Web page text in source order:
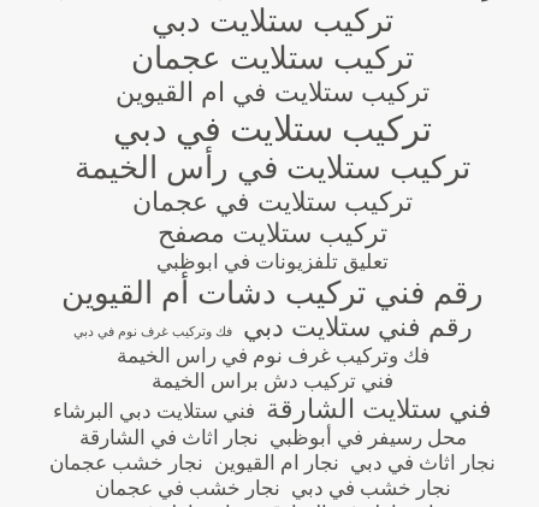
تركيب ستلايت دبي
تركيب ستلايت عجمان
تركيب ستلايت في ام القيوين
تركيب ستلايت في دبي
تركيب ستلايت في رأس الخيمة
تركيب ستلايت في عجمان
تركيب ستلايت مصفح
تعليق تلفزيونات في ابوظبي
رقم فني تركيب دشات أم القيوين
رقم فني ستلايت دبي فك وتركيب غرف نوم في دبي
فك وتركيب غرف نوم في راس الخيمة
فني تركيب دش براس الخيمة
فني ستلايت الشارقة فني ستلايت دبي البرشاء
محل رسيفر في أبوظبي نجار اثاث في الشارقة
نجار اثاث في دبي نجار ام القيوين نجار خشب عجمان
نجار خشب في دبي نجار خشب في عجمان